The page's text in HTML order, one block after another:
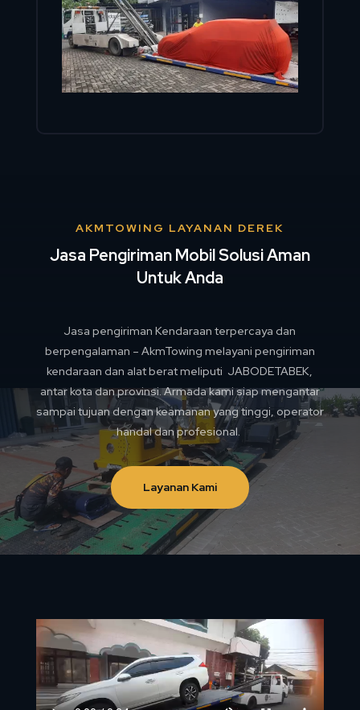
AKMTOWING LAYANAN DEREK
Jasa Pengiriman Mobil Solusi Aman
Untuk Anda
Jasa pengiriman Kendaraan terpercaya dan
berpengalaman – AkmTowing melayani pengiriman
kendaraan dan alat berat meliputi JABODETABEK,
antar kota dan provinsi. Armada kami siap mengantar
sampai tujuan dengan keamanan yang tinggi, operator
handal dan profesional.
Layanan Kami